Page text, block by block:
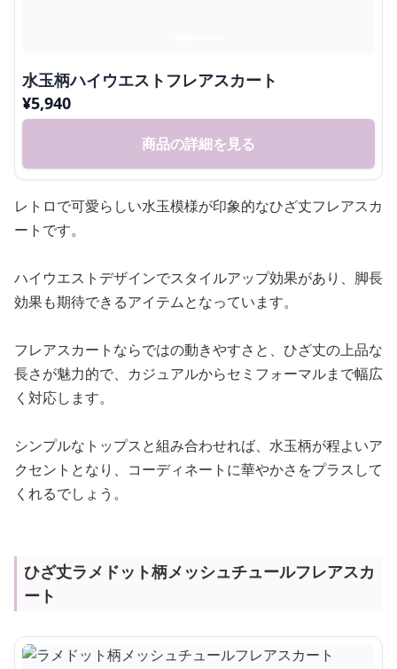
水玉柄ハイウエストフレアスカート
¥5,940
商品の詳細を見る
レトロで可愛らしい水玉模様が印象的なひざ丈フレアスカ
ートです。
ハイウエストデザインでスタイルアップ効果があり、脚長
効果も期待できるアイテムとなっています。
フレアスカートならではの動きやすさと、ひざ丈の上品な
長さが魅力的で、カジュアルからセミフォーマルまで幅広
く対応します。
シンプルなトップスと組み合わせれば、水玉柄が程よいア
クセントとなり、コーディネートに華やかさをプラスして
くれるでしょう。
ひざ丈ラメドット柄メッシュチュールフレアスカ
ート